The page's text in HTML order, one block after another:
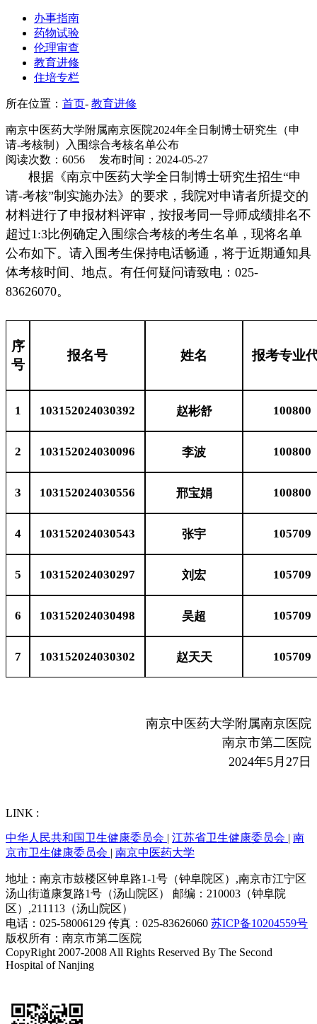
办事指南
药物试验
伦理审查
教育进修
住培专栏
所在位置： 首页- 教育进修
南京中医药大学附属南京医院2024年全日制博士研究生（申
请-考核制）入围综合考核名单公布
阅读次数：6056
发布时间：2024-05-27
根据《南京中医药大学全日制博士研究生招生“申
请-考核”制实施办法》的要求，我院对申请者所提交的
材料进行了申报材料评审，按报考同一导师成绩排名不
超过1:3比例确定入围综合考核的考生名单，现将名单
公布如下。请入围考生保持电话畅通，将于近期通知具
体考核时间、地点。有任何疑问请致电：025-
83626070。
序
号
报名号 姓名 报考专业
1 103152024030392 赵彬舒 100800
2 103152024030096 李波 100800
3 103152024030556 邢宝娟 100800
4 103152024030543 张宇 105709
5 103152024030297 刘宏 105709
6 103152024030498 吴超 105709
7 103152024030302 赵天天 105709
南京中医药大学附属南京医院
南京市第二医院
2024年5月27日
LINK :
中华人民共和国卫生健康委员会 | 江苏省卫生健康委员会 | 南
京市卫生健康委员会 | 南京中医药大学
地址：南京市鼓楼区钟阜路1-1号（钟阜院区）,南京市江宁区
汤山街道康复路1号（汤山院区） 邮编：210003（钟阜院
区）,211113（汤山院区）
电话：025-58006129 传真：025-83626060 苏ICP备10204559号
版权所有：南京市第二医院
CopyRight 2007-2008 All Rights Reserved By The Second
Hospital of Nanjing